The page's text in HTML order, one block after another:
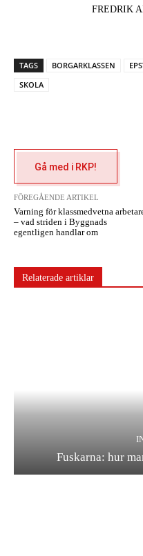
FREDRIK
TAGS BORGARKLASSEN
SKOLA
Gå med i RKP!
FÖREGÅENDE ARTIKEL
Varning för klassmedvetna
– vad striden i Byggnads
egentligen handlar om
Relaterade artiklar
Fuskarna: hur